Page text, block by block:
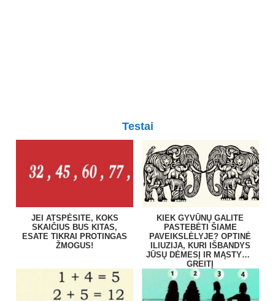
Testai
JEI ATSPĖSITE, KOKS
SKAIČIUS BUS KITAS,
ESATE TIKRAI PROTINGAS
ŽMOGUS!
KIEK GYVŪNŲ GALITE
PASTEBĖTI ŠIAME
PAVEIKSLĖLYJE? OPTINĖ
ILIUZIJA, KURI IŠBANDYS
JŪSŲ DĖMESĮ IR MĄSTYMO
GREITĮ